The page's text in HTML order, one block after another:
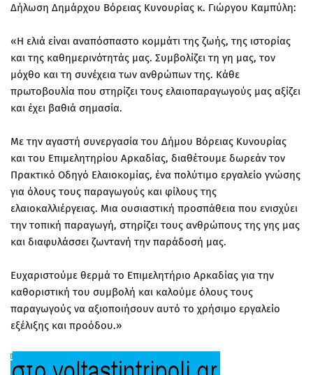
Δήλωση Δημάρχου Βόρειας Κυνουρίας κ. Γιώργου Καμπύλη:
«Η ελιά είναι αναπόσπαστο κομμάτι της ζωής, της ιστορίας
και της καθημερινότητάς μας. Συμβολίζει τη γη μας, τον
μόχθο και τη συνέχεια των ανθρώπων της. Κάθε
πρωτοβουλία που στηρίζει τους ελαιοπαραγωγούς μας αξίζει
και έχει βαθιά σημασία.
Με την αγαστή συνεργασία του Δήμου Βόρειας Κυνουρίας
και του Επιμελητηρίου Αρκαδίας, διαθέτουμε δωρεάν τον
Πρακτικό Οδηγό Ελαιοκομίας, ένα πολύτιμο εργαλείο γνώσης
για όλους τους παραγωγούς και φίλους της
ελαιοκαλλιέργειας. Μια ουσιαστική προσπάθεια που ενισχύει
την τοπική παραγωγή, στηρίζει τους ανθρώπους της γης μας
και διαφυλάσσει ζωντανή την παράδοσή μας.
Ευχαριστούμε θερμά το Επιμελητήριο Αρκαδίας για την
καθοριστική του συμβολή και καλούμε όλους τους
παραγωγούς να αξιοποιήσουν αυτό το χρήσιμο εργαλείο
εξέλιξης και προόδου.»